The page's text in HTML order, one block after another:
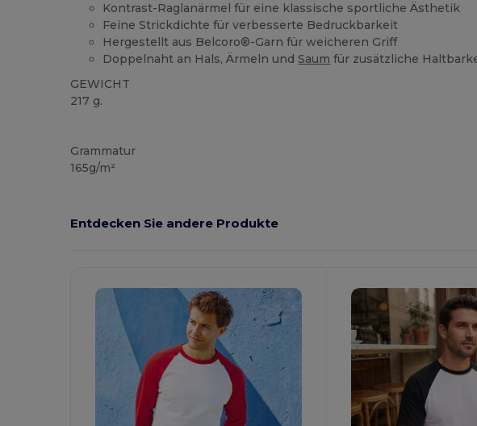
Kontrast-Raglanärmel für eine klassische sportliche Ästhetik
Feine Strickdichte für verbesserte Bedruckbarkeit
Hergestellt aus Belcoro®-Garn für weicheren Griff
Doppelnaht an Hals, Ärmeln undSaum für zusätzliche
GEWICHT
217 g.
Grammatur
165g/m²
Entdecken Sie andere Produkte
Jetzt